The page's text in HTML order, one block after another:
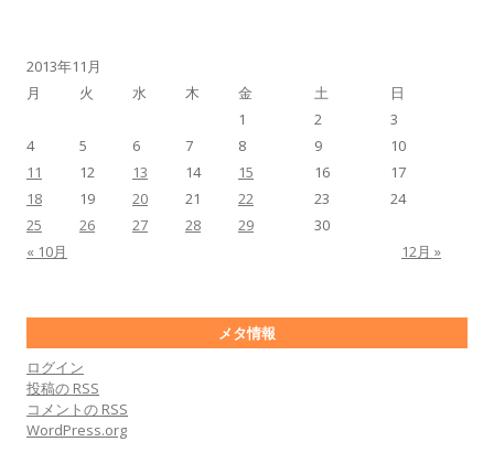
2013年11月
月
火 水 木 金 土 日
« 10月 12月 »
1 2
3
4
5 6 7 8 9
10
11
12 13 14 15 16
17
18
19 20 21 22 23
24
25
26 27 28 29 30
メタ情報
ログイン
投稿の RSS
コメントの RSS
WordPress.org